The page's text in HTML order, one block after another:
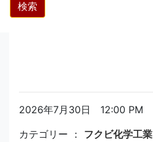
検索
2026年7月30日 12:00 PM
カテゴリー ： フクビ化学工業